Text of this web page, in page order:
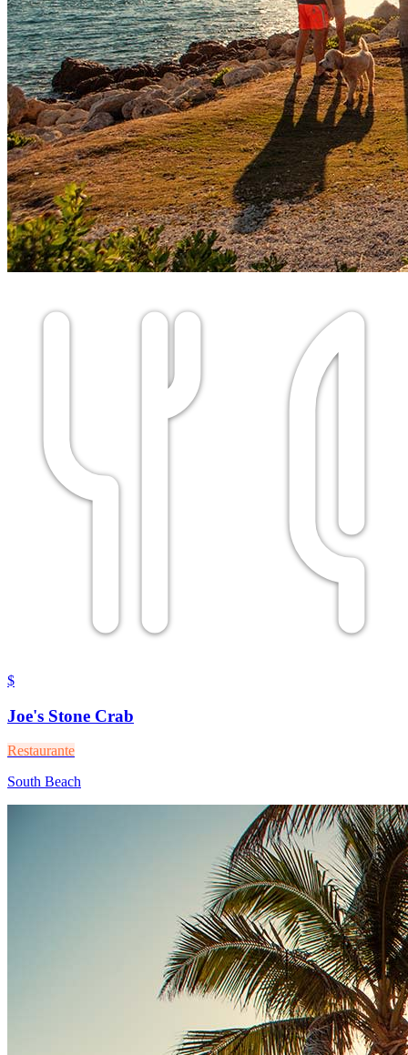
$
Joe's Stone Crab
Restaurante
South Beach